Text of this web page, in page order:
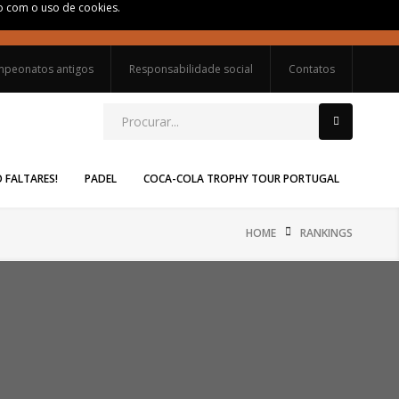
com o uso de cookies.
antigos Responsabilidade social Contatos
FALTARES! PADEL COCA-COLA TROPHY TOUR PORTUGAL
HOME RANKINGS